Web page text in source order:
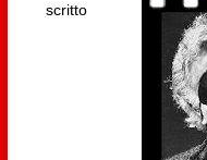
scritto